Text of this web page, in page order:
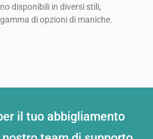
disponibili in diversi stili,
di opzioni di maniche.
il tuo abbigliamento